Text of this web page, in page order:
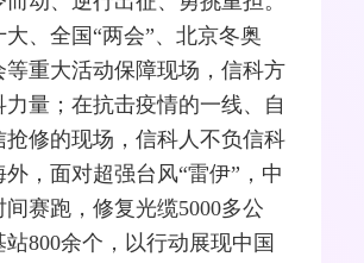
、全国“两会”、北京冬奥
等重大活动保障现场，信科方
力量；在抗击疫情的一线、自
抢修的现场，信科人不负信科
，面对超强台风“雷伊”，中
间赛跑，修复光缆5000多公
站800余个，以行动展现中国